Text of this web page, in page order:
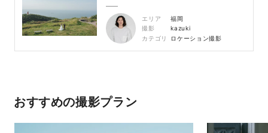
エリア
福岡
撮影
kazuki
カテゴリ
ロケーション撮影
おすすめの撮影プラン